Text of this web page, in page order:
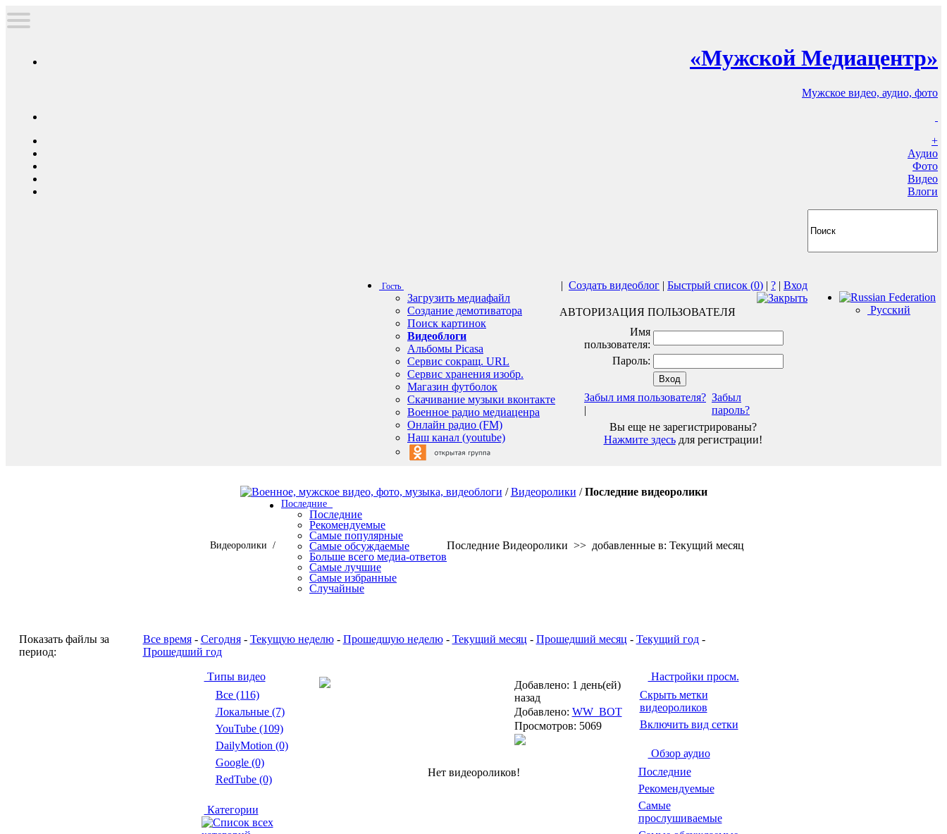
«Мужской Медиацентр»
Мужское видео, аудио, фото
+
Аудио
Фото
Видео
Влоги
Гость
Загрузить медиафайл
Создание демотиватора
Поиск картинок
Видеоблоги
Альбомы Picasa
Сервис сокращ. URL
Сервис хранения изобр.
Магазин футболок
Скачивание музыки вконтакте
Военное радио медиаценра
Онлайн радио (FM)
Наш канал (youtube)
| Создать видеоблог | Быстрый список (0) | ? | Вход
АВТОРИЗАЦИЯ ПОЛЬЗОВАТЕЛЯ
Имя
пользователя:
Пароль:
Забыл имя пользователя?
|
Забыл
пароль?
Вы еще не зарегистрированы?
Нажмите здесьдля регистрации!
Русский
/Видеоролики /Последние видеоролики
Видеоролики /
Последние
Последние
Рекомендуемые
Самые популярные
Самые обсуждаемые
Больше всего медиа-ответов
Самые лучшие
Самые избранные
Случайные
Последние Видеоролики >> добавленные в: Текущий месяц
Показать файлы за
период:
Все время- Сегодня- Текущую неделю- Прошедшую неделю- Текущий месяц - Прошедший месяц - Текущий год-
Прошедший год
Типы видео
Все (116)
Локальные (7)
YouTube (109)
DailyMotion (0)
Google (0)
RedTube (0)
Категории
Добавлено: 1 день(ей)
назад
Добавлено: WW_BOT
Просмотров: 5069
Нет видеороликов!
Настройки просм.
Скрыть метки
видеороликов
Включить вид сетки
Обзор аудио
Последние
Рекомендуемые
Самые
прослушиваемые